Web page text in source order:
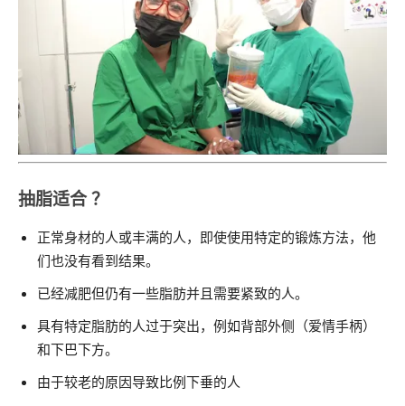
抽脂适合 ？
正常身材的人或丰满的人，即使使用特定的锻炼方法，他
们也没有看到结果。
已经减肥但仍有一些脂肪并且需要紧致的人。
具有特定脂肪的人过于突出，例如背部外侧（爱情手柄）
和下巴下方。
由于较老的原因导致比例下垂的人